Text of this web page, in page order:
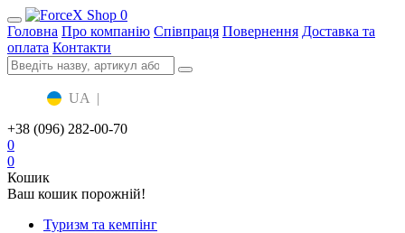
0
Головна Про компанію Співпраця Повернення Доставка та
оплата Контакти
UA |
+38 (096) 282-00-70
0
0
Кошик
Ваш кошик порожній!
Туризм та кемпінг